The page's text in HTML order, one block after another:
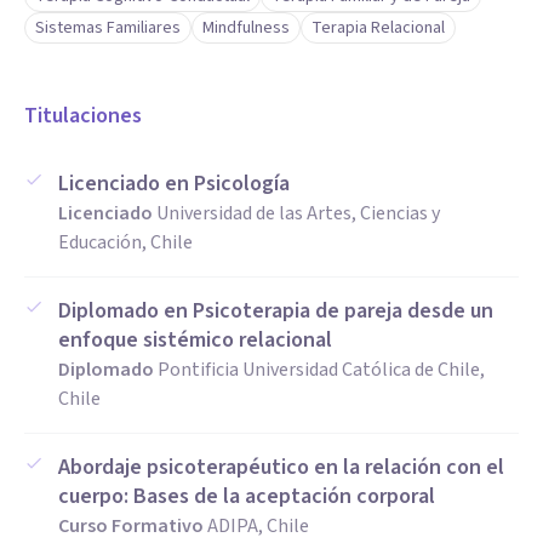
Matrimonios y Prematrimonios para establecer bases de
Conflictos Familiares que afectan la dinámica del hogar y
Mi compromiso es guiarte en el camino hacia un mayor
equilibrio individual y relaciones más plenas. Te invito a
agendar una primera sesión.
Aptitudes
Mi práctica se enfoca en la calidad de la conexión humana
para un acompañamiento único y efectivo.
subyacente y los patrones de sus desafíos, captando lo que
no se dice para una intervención precisa.
Sistemas Familiares
Mindfulness Terapia Relacional
Titulaciones
Licenciado en Psicología
Licenciado Universidad de las Artes, Ciencias y
Educación, Chile
Diplomado en Psicoterapia de pareja desde un
enfoque sistémico relacional
Diplomado Pontificia Universidad Católica de Chile,
Chile
Abordaje psicoterapéutico en la relación con el
cuerpo: Bases de la aceptación corporal
Curso FormativoADIPA, Chile